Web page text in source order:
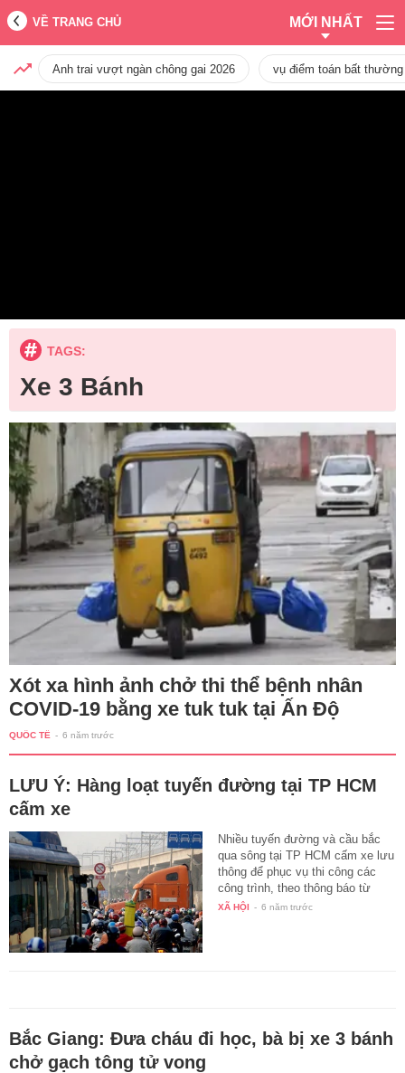
VỀ TRANG CHỦ MỚI NHẤT
Anh trai vượt ngàn chông gai 2026 vụ điểm toán bất
TAGS:
Xe 3 Bánh
Xót xa hình ảnh chở thi thể bệnh nhân
COVID-19 bằng xe tuk tuk tại Ấn Độ
QUỐC TẾ - 6 năm trước
LƯU Ý: Hàng loạt tuyến đường tại TP HCM
cấm xe
Nhiều tuyến đường và cầu bắc
qua sông tại TP HCM cấm xe lưu
thông để phục vụ thi công các
công trình, theo thông báo từ
Sở…
XÃ HỘI - 6 năm trước
Bắc Giang: Đưa cháu đi học, bà bị xe 3 bánh
chở gạch tông tử vong